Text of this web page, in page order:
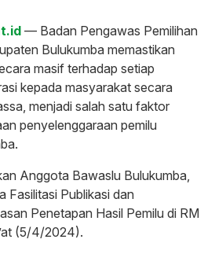
— Badan Pengawas Pemilihan
Bulukumba memastikan
masif terhadap setiap
kepada masyarakat secara
menjadi salah satu faktor
penyelenggaraan pemilu
Anggota Bawaslu Bulukumba,
Fasilitasi Publikasi dan
Penetapan Hasil Pemilu di RM
(5/4/2024).